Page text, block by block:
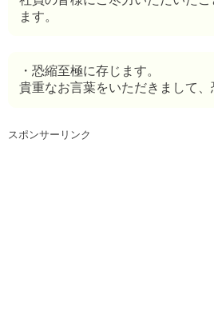
ます。
・恐縮至極に存じます。
貴重なお言葉をいただきまして、
スポンサーリンク